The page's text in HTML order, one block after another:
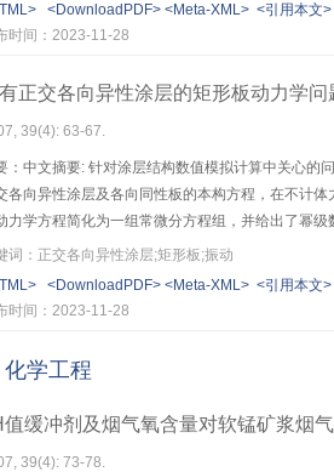
<DownloadPDF> <Meta-XML> <引用本文>
时间：2023-11-28
正交各向异性涂层的矩形板动力学问
39(4): 63-67.
：中文摘要: 针对涂层结构数值模拟计算中关心的
各向异性涂层及各向同性板的本构方程，在不计
力学方程简化为一组常微分方程组，并给出了幂
下的静态响应、涂层表面简谐压力作用下的动态位
词：正交各向异性涂层;矩形板;振动
<DownloadPDF> <Meta-XML> <引用本文>
时间：2023-11-28
化学工程
值缓冲剂及烟气氧含量对软锰矿浆烟
39(4): 73-78.